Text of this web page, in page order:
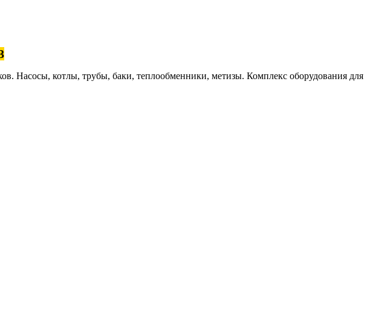
Насосы, котлы, трубы, баки, теплообменники, метизы. Комплекс оборудования для